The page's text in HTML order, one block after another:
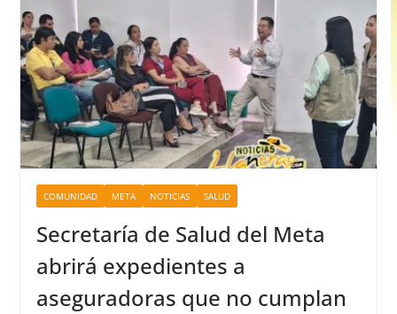
COMUNIDAD META NOTICIAS SALUD
Secretaría de Salud del Meta
abrirá expedientes a
aseguradoras que no cumplan